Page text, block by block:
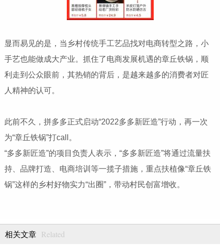
显而易见的是，当乡村传统手工艺品找对电商转型之路，小
手艺也能做成大产业。抓住了电商发展机遇的章丘铁锅，顺
利走到公众眼前，其热销的背后，是越来越多的消费者对匠
人精神的认可。
此前不久，拼多多正式启动“2022多多新匠造”行动，再一次
为“章丘铁锅”打call。
“多多新匠造”的项目负责人表示，“多多新匠造”将通过流量扶
持、品牌打造、电商培训等一揽子措施，重点扶植像“章丘铁
锅”这样的乡村好物实力“出圈”，带动村民创富增收。
相关文章 Related